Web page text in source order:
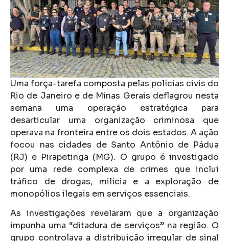
Uma força-tarefa composta pelas polícias civis do
Rio de Janeiro e de Minas Gerais deflagrou nesta
semana uma operação estratégica para
desarticular uma organização criminosa que
operava na fronteira entre os dois estados. A ação
focou nas cidades de Santo Antônio de Pádua
(RJ) e Pirapetinga (MG). O grupo é investigado
por uma rede complexa de crimes que inclui
tráfico de drogas, milícia e a exploração de
monopólios ilegais em serviços essenciais.
As investigações revelaram que a organização
impunha uma “ditadura de serviços” na região. O
grupo controlava a distribuição irregular de sinal